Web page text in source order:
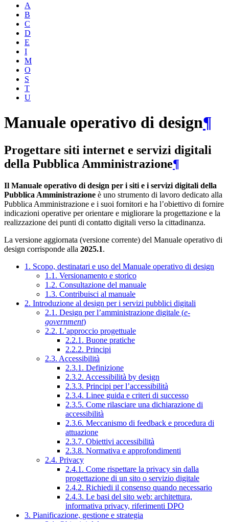
A
B
C
D
E
I
M
O
S
T
U
Manuale operativo di design¶
Progettare siti internet e servizi digitali
della Pubblica Amministrazione¶
Il Manuale operativo di design per i siti e i servizi digitali della
Pubblica Amministrazione è uno strumento di lavoro dedicato alla
Pubblica Amministrazione e i suoi fornitori e ha l’obiettivo di fornire
indicazioni operative per orientare e migliorare la progettazione e la
realizzazione dei punti di contatto digitali verso la cittadinanza.
La versione aggiornata (versione corrente) del Manuale operativo di
design corrisponde alla 2025.1.
1. Scopo, destinatari e uso del Manuale operativo di design
1.1. Versionamento e storico
1.2. Consultazione del manuale
1.3. Contribuisci al manuale
2. Introduzione al design per i servizi pubblici digitali
2.1. Design per l’amministrazione digitale (e-
government)
2.2. L’approccio progettuale
2.2.1. Buone pratiche
2.2.2. Principi
2.3. Accessibilità
2.3.1. Definizione
2.3.2. Accessibilità by design
2.3.3. Principi per l’accessibilità
2.3.4. Linee guida e criteri di successo
2.3.5. Come rilasciare una dichiarazione di
accessibilità
2.3.6. Meccanismo di feedback e procedura di
attuazione
2.3.7. Obiettivi accessibilità
2.3.8. Normativa e approfondimenti
2.4. Privacy
2.4.1. Come rispettare la privacy sin dalla
progettazione di un sito o servizio digitale
2.4.2. Richiedi il consenso quando necessario
2.4.3. Le basi del sito web: architettura,
informativa privacy, riferimenti DPO
3. Pianificazione, gestione e strategia